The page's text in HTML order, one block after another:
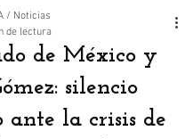
de México y
silencio
ante la crisis de
/ Noticias
de lectura